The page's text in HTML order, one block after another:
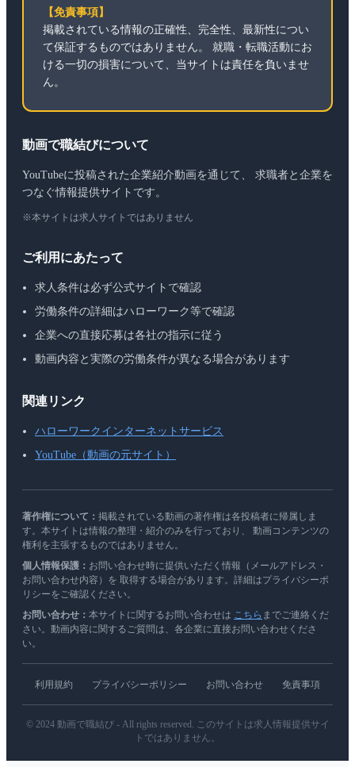
【免責事項】
掲載されている情報の正確性、完全性、最新性につい
て保証するものではありません。 就職・転職活動にお
ける一切の損害について、当サイトは責任を負いませ
ん。
動画で職結びについて
YouTubeに投稿された企業紹介動画を通じて、 求職者と企業を
つなぐ情報提供サイトです。
※本サイトは求人サイトではありません
ご利用にあたって
求人条件は必ず公式サイトで確認
労働条件の詳細はハローワーク等で確認
企業への直接応募は各社の指示に従う
動画内容と実際の労働条件が異なる場合があります
関連リンク
ハローワークインターネットサービス
YouTube（動画の元サイト）
著作権について： 掲載されている動画の著作権は各投稿者に帰属しま
す。本サイトは情報の整理・紹介のみを行っており、 動画コンテンツの
権利を主張するものではありません。
個人情報保護： お問い合わせ時に提供いただく情報（メールアドレス・
お問い合わせ内容）を 取得する場合があります。詳細はプライバシーポ
リシーをご確認ください。
お問い合わせ： 本サイトに関するお問い合わせは こちら までご連絡くだ
さい。動画内容に関するご質問は、各企業に直接お問い合わせくださ
い。
利用規約 プライバシーポリシー お問い合わせ 免責事項
© 2024 動画で職結び - All rights reserved. このサイトは求人情報提供サイ
トではありません。